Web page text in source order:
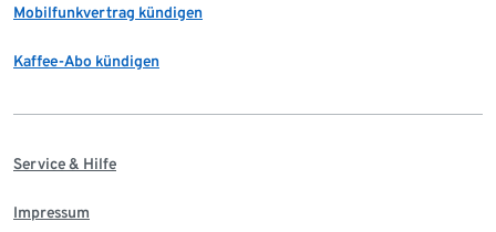
Mobilfunkvertrag kündigen
Kaffee-Abo kündigen
Service & Hilfe
Impressum